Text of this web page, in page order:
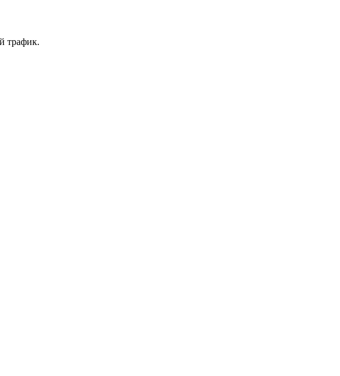
трафик.